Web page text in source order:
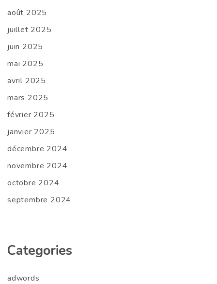
août 2025
juillet 2025
juin 2025
mai 2025
avril 2025
mars 2025
février 2025
janvier 2025
décembre 2024
novembre 2024
octobre 2024
septembre 2024
Categories
adwords